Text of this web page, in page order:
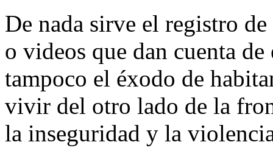
De nada sirve el registro
o videos que dan cuenta
tampoco el éxodo de
vivir del otro lado de la
la inseguridad y la